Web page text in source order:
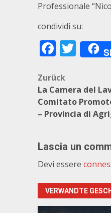
Professionale
condividi su:
Zurück
La Camera del
Comitato
– Provincia di
Lascia un
Devi essere
VERWANDTE